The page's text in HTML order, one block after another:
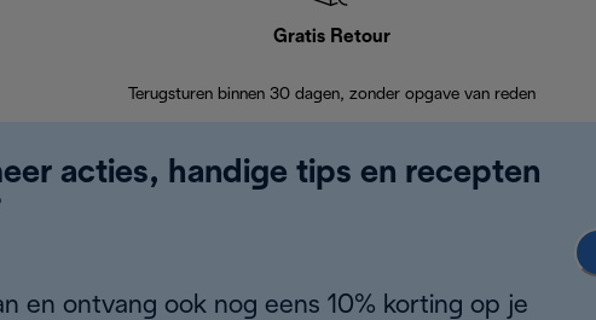
Gratis Retour
Terugsturen binnen 30 dagen, zonder opgave van reden
acties, handige tips en recepten
en ontvang ook nog eens 10% korting op je